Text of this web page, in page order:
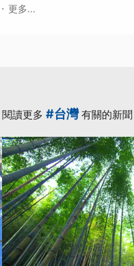
· 更多...
閱讀更多 #台灣有關的新聞